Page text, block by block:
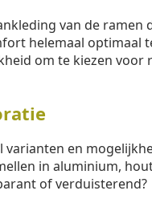
van de ramen
helemaal optimaal
om te kiezen voor
varianten en
in aluminium,
of verduisterend?